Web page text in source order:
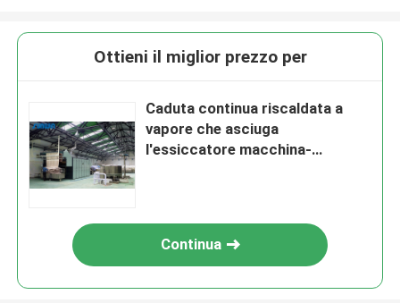
Ottieni il miglior prezzo per
Caduta continua riscaldata a
vapore che asciuga
l'essiccatore macchina-
Continua